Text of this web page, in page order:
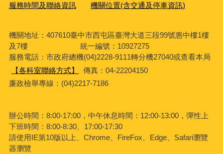
服務時間及聯絡資訊 機關位置(含交通及停車資訊)
機關地址：407610臺中市西屯區臺灣大道三段99號惠中樓1樓
及7樓 統一編號：10927275
服務電話：市政府總機(04)2228-9111轉分機27040或查看本局
【各科室聯絡方式】
傳真：04-22204150
廉政檢舉專線：(04)2217-7186
辦公時間：8:00-17:00，中午休息時間：12:00-13:00，彈性上
下班時間：8:00-8:30、17:00-17:30
請使用IE第10版以上、Chrome、FireFox、Edge、Safari瀏覽
器瀏覽